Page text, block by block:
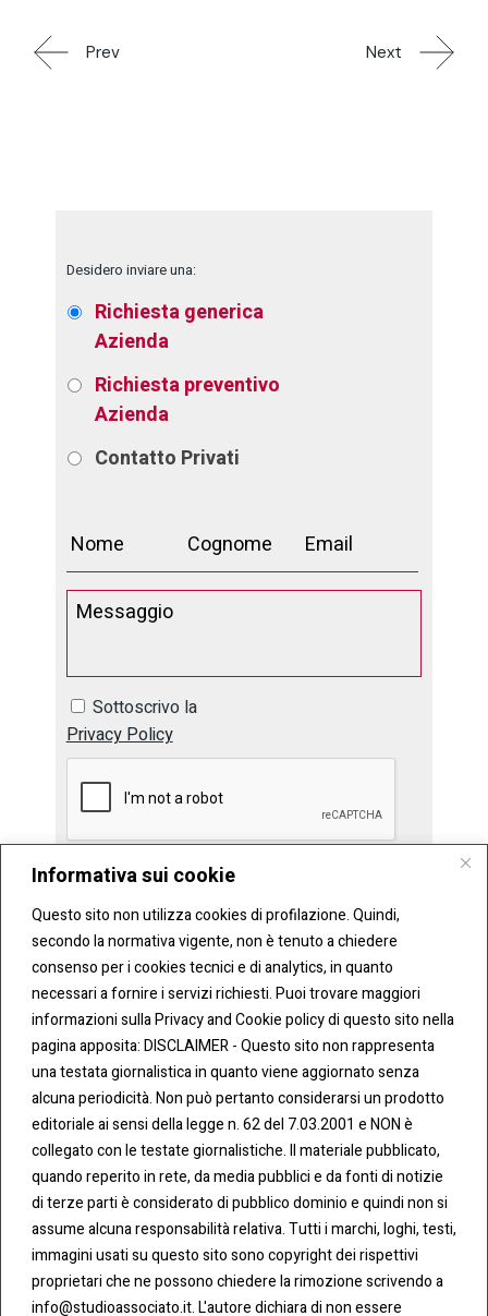
Informativa sui cookie
Questo sito non utilizza cookies di profilazione. Quindi,
secondo la normativa vigente, non è tenuto a chiedere
consenso per i cookies tecnici e di analytics, in quanto
necessari a fornire i servizi richiesti. Puoi trovare maggiori
informazioni sulla Privacy and Cookie policy di questo sito nella
pagina apposita: DISCLAIMER - Questo sito non rappresenta
una testata giornalistica in quanto viene aggiornato senza
alcuna periodicità. Non può pertanto considerarsi un prodotto
editoriale ai sensi della legge n. 62 del 7.03.2001 e NON è
collegato con le testate giornalistiche. Il materiale pubblicato,
quando reperito in rete, da media pubblici e da fonti di notizie
di terze parti è considerato di pubblico dominio e quindi non si
assume alcuna responsabilità relativa. Tutti i marchi, loghi, testi,
immagini usati su questo sito sono copyright dei rispettivi
proprietari che ne possono chiedere la rimozione scrivendo a
info@studioassociato.it. L'autore dichiara di non essere
Prev Next
Desidero inviare una:
Richiesta generica
Azienda
Richiesta preventivo
Azienda
Contatto Privati
Sottoscrivo la
Privacy Policy
CONT
ATTI
Tel:
0283438.482
Fax:
0283438.483
mail:
info@studioassociato.it
COO
KIE &
PRIV
ACY
Cookie
Policy
Privacy
Policy